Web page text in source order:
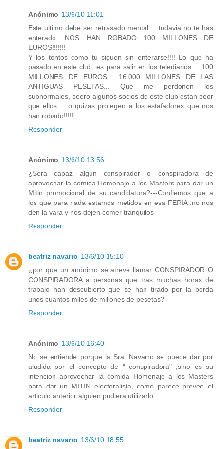
Anónimo 13/6/10 11:01
Este ultimo debe ser retrasado mental.... todavia no te has
enterado: NOS HAN ROBADO 100 MILLONES DE
EUROS!!!!!!!
Y los tontos como tu siguen sin enterarse!!!! Lo que ha
pasado en este club, es para salir en los telediarios.... 100
MILLONES DE EUROS... 16.000 MILLONES DE LAS
ANTIGUAS PESETAS... Que me perdonen los
subnormales, peero algunos socios de este club estan peor
que ellos.... o quizas protegen a los estafadores que nos
han robado!!!!!
Responder
Anónimo 13/6/10 13:56
¿Sera capaz algun conspirador o conspiradora de
aprovechar la comida Homenaje a los Masters para dar un
Mitin promocional de su candidatura?---Confiemos que a
los que para nada estamos metidos en esa FERIA .no nos
den la vara y nos dejen comer tranquilos
Responder
beatriz navarro 13/6/10 15:10
¿por que un anónimo se atreve llamar CONSPIRADOR O
CONSPIRADORA a personas que tras muchas horas de
trabajo han descubierto que se han tirado por la borda
unos cuantos miles de millones de pesetas?
Responder
Anónimo 13/6/10 16:40
No se entiende porque la Sra. Navarro se puede dar por
aludida por el concepto de " conspiradora" ,sino es su
intencion aprovechar la comida Homenaje a los Masters
para dar un MITIN electoralista, como parece prevee el
articulo anterior alguien pudiera utilizarlo.
Responder
beatriz navarro 13/6/10 18:55